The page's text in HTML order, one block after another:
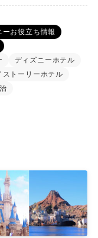
ーお役立ち情報
ディズニーホテル
ストーリーホテル